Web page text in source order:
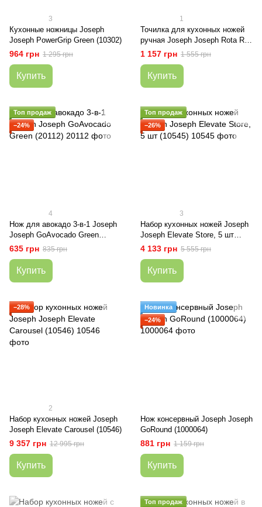
3
Кухонные ножницы Joseph
Joseph PowerGrip Green (10302)
964 грн 1 295 грн
Купить
1
Точилка для кухонных ножей
ручная Joseph Joseph Rota Red
(10048)
1 157 грн 1 555 грн
Купить
Топ продаж
−24%
4
Нож для авокадо 3-в-1 Joseph
Joseph GoAvocado Green
(20112)
635 грн 835 грн
Купить
Топ продаж
−26%
3
Набор кухонных ножей Joseph
Joseph Elevate Store, 5 шт
(10545)
4 133 грн 5 555 грн
Купить
−28%
2
Набор кухонных ножей Joseph
Joseph Elevate Carousel (10546)
9 357 грн 12 995 грн
Купить
Новинка
−24%
Нож консервный Joseph Joseph
GoRound (1000064)
881 грн 1 159 грн
Купить
Топ продаж